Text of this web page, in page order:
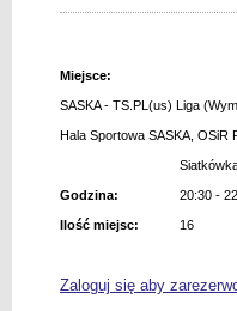
Miejsce:
SASKA - TS.PL(us) Liga
Hala Sportowa SASKA, OSiR
Godzina: 20:30 -
Ilość miejsc: 16
Zaloguj się aby